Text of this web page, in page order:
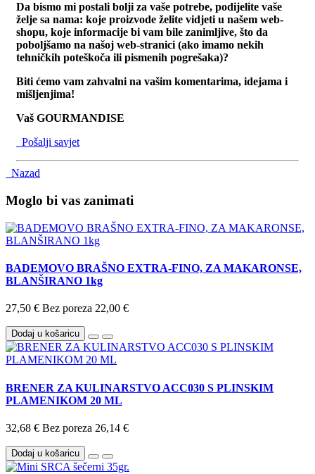
Da bismo mi postali bolji za vaše potrebe, podijelite vaše
želje sa nama: koje proizvode želite vidjeti u našem web-
shopu, koje informacije bi vam bile zanimljive, što da
poboljšamo na našoj web-stranici (ako imamo nekih
tehničkih poteškoča ili pismenih pogrešaka)?
Biti ćemo vam zahvalni na vašim komentarima, idejama i
mišljenjima!
Vaš GOURMANDISE
Pošalji savjet
Nazad
Moglo bi vas zanimati
BADEMOVO BRAŠNO EXTRA-FINO, ZA MAKARONSE,
BLANŠIRANO 1kg
27,50 € Bez poreza 22,00 €
Dodaj u košaricu
BRENER ZA KULINARSTVO ACC030 S PLINSKIM
PLAMENIKOM 20 ML
32,68 € Bez poreza 26,14 €
Dodaj u košaricu